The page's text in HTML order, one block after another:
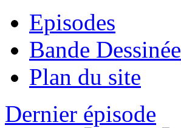
Episodes
Bande Dessinée
Plan du site
Dernier épisode